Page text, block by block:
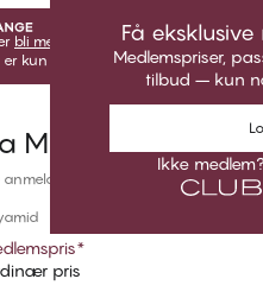
Få
Medlemspriser,
tilbud – kun
Ikke medlem?
bli medlem
lås opp dine eksklusive
kun gyldige når du er innlogget.
Mini G Streng
anmeldelser
*
pris